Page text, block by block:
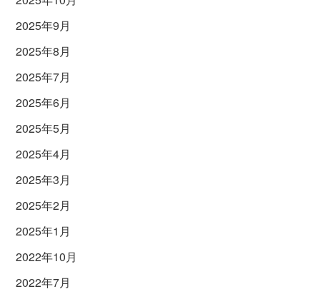
2025年9月
2025年8月
2025年7月
2025年6月
2025年5月
2025年4月
2025年3月
2025年2月
2025年1月
2022年10月
2022年7月